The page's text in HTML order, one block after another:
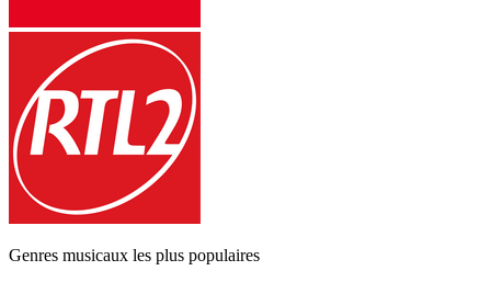
Genres musicaux les plus populaires